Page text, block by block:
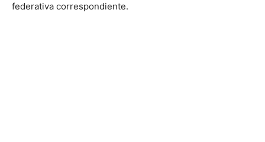
federativa correspondiente.